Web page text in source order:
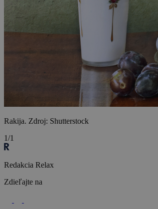
Rakija. Zdroj: Shutterstock
1/1
Redakcia Relax
Zdieľajte na